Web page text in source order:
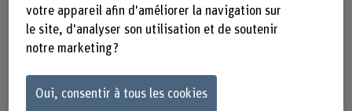
votre appareil afin d'améliorer la navigation sur
le site, d'analyser son utilisation et de soutenir
notre marketing ?
Oui, consentir à tous les cookies